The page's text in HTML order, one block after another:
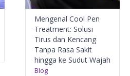
Mengenal Cool Pen
Treatment: Solusi
Tirus dan Kencang
Tanpa Rasa Sakit
hingga ke Sudut Wajah
Blog